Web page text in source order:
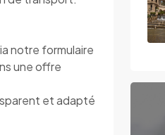
notre formulaire
une offre
et adapté